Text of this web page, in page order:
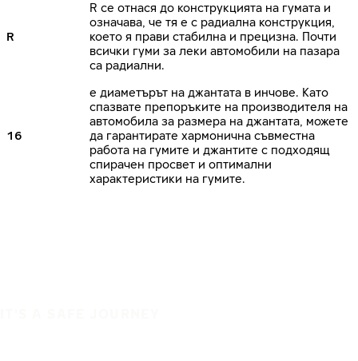
R
R се отнася до конструкцията на гумата и
означава, че тя е с радиална конструкция,
което я прави стабилна и прецизна. Почти
всички гуми за леки автомобили на пазара
са радиални.
16
е диаметърът на джантата в инчове. Като
спазвате препоръките на производителя на
автомобила за размера на джантата, можете
да гарантирате хармонична съвместна
работа на гумите и джантите с подходящ
спирачен просвет и оптимални
характеристики на гумите.